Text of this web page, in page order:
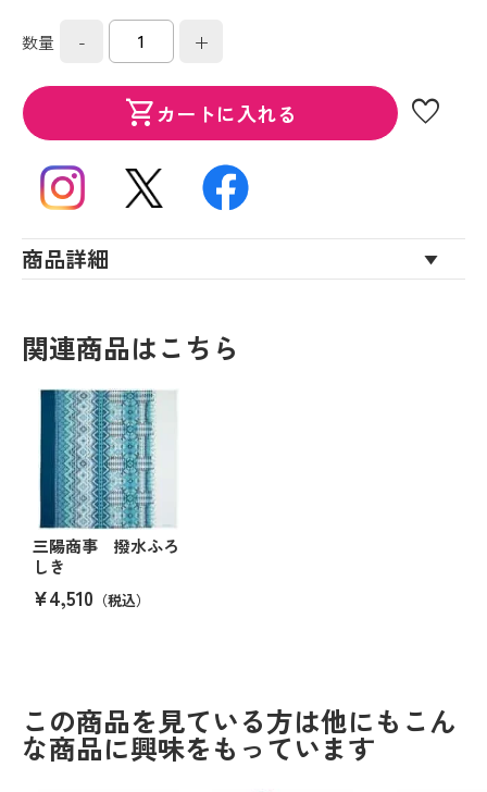
も。
数量 - +
shopping_cartカートに入れる favorite
商品詳細
関連商品はこちら
三陽商事 撥水ふろ
しき
¥4,510 （税込）
この商品を見ている方は他にもこん
な商品に興味をもっています